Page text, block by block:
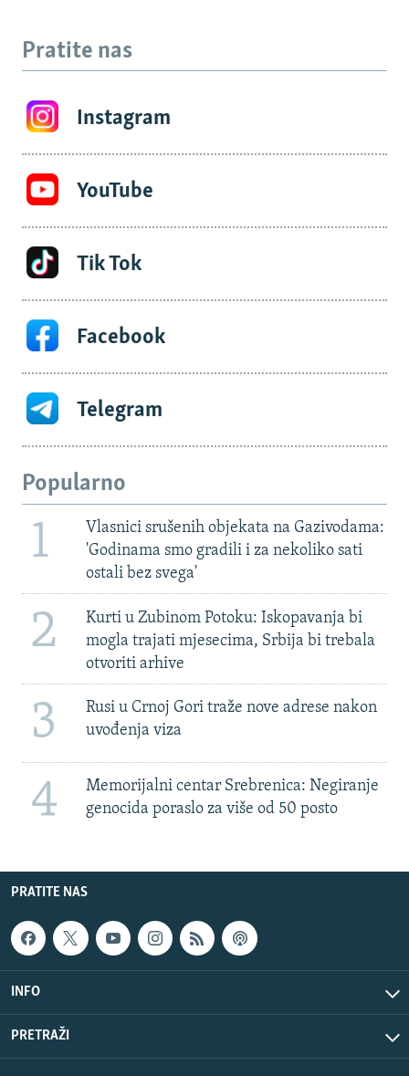
Pratite nas
Instagram
YouTube
Tik Tok
Facebook
Telegram
Popularno
1
Vlasnici srušenih objekata na Gazivodama:
'Godinama smo gradili i za nekoliko sati
ostali bez svega'
2
Kurti u Zubinom Potoku: Iskopavanja bi
mogla trajati mjesecima, Srbija bi trebala
otvoriti arhive
3
Rusi u Crnoj Gori traže nove adrese nakon
uvođenja viza
4
Memorijalni centar Srebrenica: Negiranje
genocida poraslo za više od 50 posto
PRATITE NAS
INFO
PRETRAŽI